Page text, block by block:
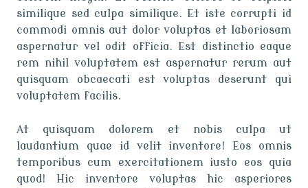
similique sed culpa similique. Et iste corrupti id
commodi omnis aut dolor voluptas et laboriosam
aspernatur vel odit officia. Est distinctio eaque
rem nihil voluptatem est aspernatur rerum aut
quisquam obcaecati est voluptas deserunt qui
voluptatem facilis.
At quisquam dolorem et nobis culpa ut
laudantium quae id velit inventore! Eos omnis
temporibus cum exercitationem iusto eos quia
quod! Hic inventore voluptas hic asperiores